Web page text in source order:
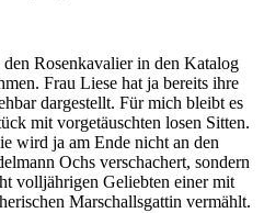
Rosenkavalier in den Katalog
Frau Liese hat ja bereits ihre
dargestellt. Für mich bleibt es
mit vorgetäuschten losen Sitten.
wird ja am Ende nicht an den
Ochs verschachert, sondern
volljährigen Geliebten einer mit
Marschallsgattin vermählt.